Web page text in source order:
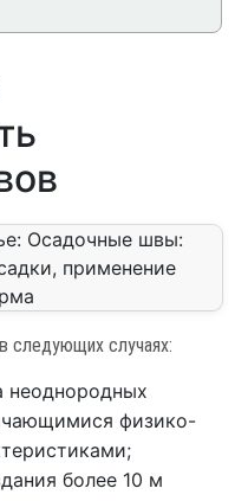
следующих случаях:
неоднородных
физико-
более 10 м